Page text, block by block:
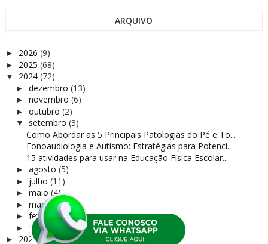
ARQUIVO
► 2026 (9)
► 2025 (68)
▼ 2024 (72)
► dezembro (13)
► novembro (6)
► outubro (2)
▼ setembro (3)
Como Abordar as 5 Principais Patologias do Pé e To...
Fonoaudiologia e Autismo: Estratégias para Potenci...
15 atividades para usar na Educação Física Escolar...
► agosto (5)
► julho (11)
► maio (4)
► março(19)
► fevereiro (3)
► janeiro (6)
► 2023(75)